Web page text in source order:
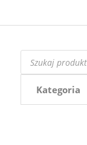
Wyszukiwarka
produktów